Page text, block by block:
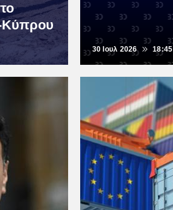
Κύπρου
30 Ιουλ 2026 18:45